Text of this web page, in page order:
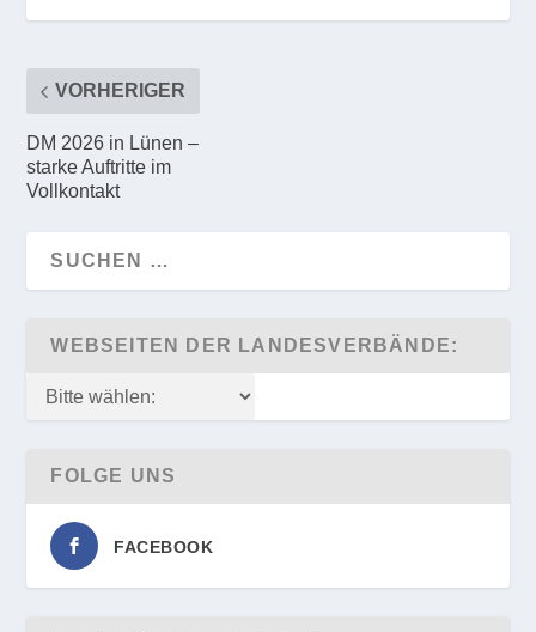
VORHERIGER
DM 2026 in Lünen –
starke Auftritte im
Vollkontakt
WEBSEITEN DER LANDESVERBÄNDE:
FOLGE UNS
FACEBOOK